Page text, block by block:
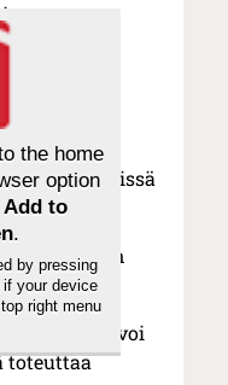
yhä
juttuihin
joka on
pappina, missä
nähdä, hän
oleminen voi
toteuttaa
the home
option
Add to
.
by pressing
if your device
right menu